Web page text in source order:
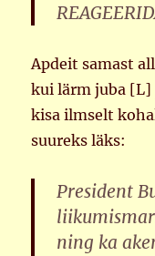
Apdeit samast
kui lärm juba [L]
kisa ilmselt
suureks läks:
President
ning ka